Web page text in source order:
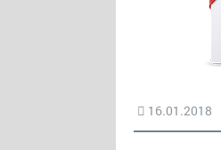
16.01.2018